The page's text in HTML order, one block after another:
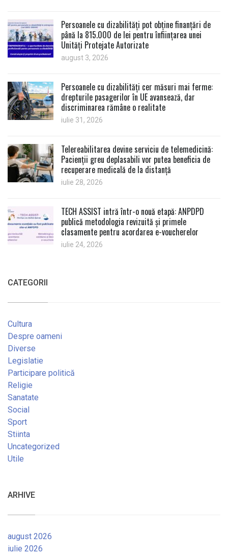
Persoanele cu dizabilități pot obține finanțări de
până la 815.000 de lei pentru înființarea unei
Unități Protejate Autorizate
august 3, 2026
Persoanele cu dizabilități cer măsuri mai ferme:
drepturile pasagerilor în UE avansează, dar
discriminarea rămâne o realitate
iulie 31, 2026
Telereabilitarea devine serviciu de telemedicină:
Pacienții greu deplasabili vor putea beneficia de
recuperare medicală de la distanță
iulie 28, 2026
TECH ASSIST intră într-o nouă etapă: ANPDPD
publică metodologia revizuită și primele
clasamente pentru acordarea e-voucherelor
iulie 24, 2026
CATEGORII
Cultura
Despre oameni
Diverse
Legislatie
Participare politică
Religie
Sanatate
Social
Sport
Stiinta
Uncategorized
Utile
ARHIVE
august 2026
iulie 2026